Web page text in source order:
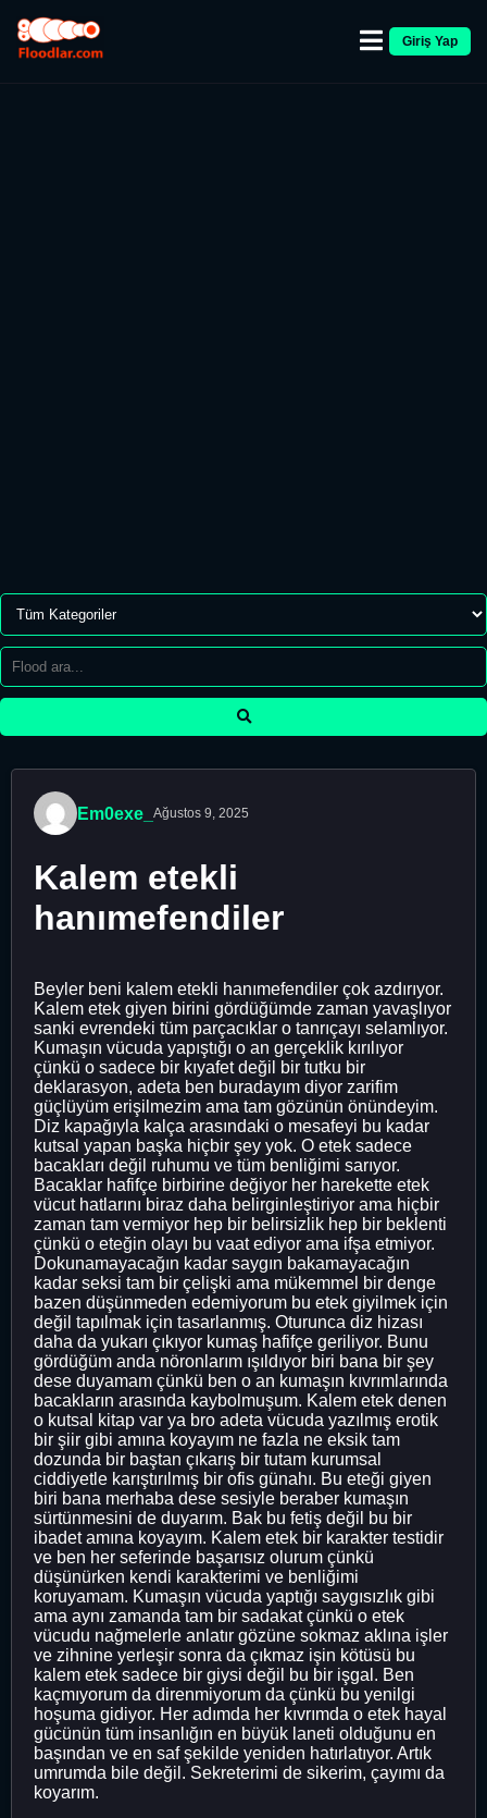
Giriş Yap
Em0exe_ Ağustos 9, 2025
Kalem etekli
hanımefendiler
Beyler beni kalem etekli hanımefendiler çok azdırıyor.
Kalem etek giyen birini gördüğümde zaman yavaşlıyor
sanki evrendeki tüm parçacıklar o tanrıçayı selamlıyor.
Kumaşın vücuda yapıştığı o an gerçeklik kırılıyor
çünkü o sadece bir kıyafet değil bir tutku bir
deklarasyon, adeta ben buradayım diyor zarifim
güçlüyüm erişilmezim ama tam gözünün önündeyim.
Diz kapağıyla kalça arasındaki o mesafeyi bu kadar
kutsal yapan başka hiçbir şey yok. O etek sadece
bacakları değil ruhumu ve tüm benliğimi sarıyor.
Bacaklar hafifçe birbirine değiyor her harekette etek
vücut hatlarını biraz daha belirginleştiriyor ama hiçbir
zaman tam vermiyor hep bir belirsizlik hep bir beklenti
çünkü o eteğin olayı bu vaat ediyor ama ifşa etmiyor.
Dokunamayacağın kadar saygın bakamayacağın
kadar seksi tam bir çelişki ama mükemmel bir denge
bazen düşünmeden edemiyorum bu etek giyilmek için
değil tapılmak için tasarlanmış. Oturunca diz hizası
daha da yukarı çıkıyor kumaş hafifçe geriliyor. Bunu
gördüğüm anda nöronlarım ışıldıyor biri bana bir şey
dese duyamam çünkü ben o an kumaşın kıvrımlarında
bacakların arasında kaybolmuşum. Kalem etek denen
o kutsal kitap var ya bro adeta vücuda yazılmış erotik
bir şiir gibi amına koyayım ne fazla ne eksik tam
dozunda bir baştan çıkarış bir tutam kurumsal
ciddiyetle karıştırılmış bir ofis günahı. Bu eteği giyen
biri bana merhaba dese sesiyle beraber kumaşın
sürtünmesini de duyarım. Bak bu fetiş değil bu bir
ibadet amına koyayım. Kalem etek bir karakter testidir
ve ben her seferinde başarısız olurum çünkü
düşünürken kendi karakterimi ve benliğimi
koruyamam. Kumaşın vücuda yaptığı saygısızlık gibi
ama aynı zamanda tam bir sadakat çünkü o etek
vücudu nağmelerle anlatır gözüne sokmaz aklına işler
ve zihnine yerleşir sonra da çıkmaz işin kötüsü bu
kalem etek sadece bir giysi değil bu bir işgal. Ben
kaçmıyorum da direnmiyorum da çünkü bu yenilgi
hoşuma gidiyor. Her adımda her kıvrımda o etek hayal
gücünün tüm insanlığın en büyük laneti olduğunu en
başından ve en saf şekilde yeniden hatırlatıyor. Artık
umrumda bile değil. Sekreterimi de sikerim, çayımı da
koyarım.